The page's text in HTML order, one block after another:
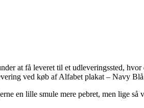
at få leveret til et udleveringssted,
ved køb af Alfabet plakat – Navy
en lille smule mere pebret, men lige